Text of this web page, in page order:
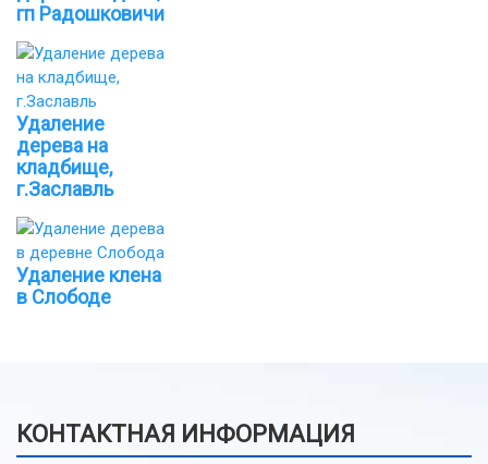
гп Радошковичи
Удаление
дерева на
кладбище,
г.Заславль
Удаление клена
в Слободе
КОНТАКТНАЯ ИНФОРМАЦИЯ